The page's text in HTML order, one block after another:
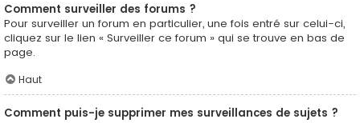
Comment surveiller des forums ?
Pour surveiller un forum en particulier, une fois entré sur celui-ci,
cliquez sur le lien « Surveiller ce forum » qui se trouve en bas de
page.
Haut
Comment puis-je supprimer mes surveillances de sujets ?